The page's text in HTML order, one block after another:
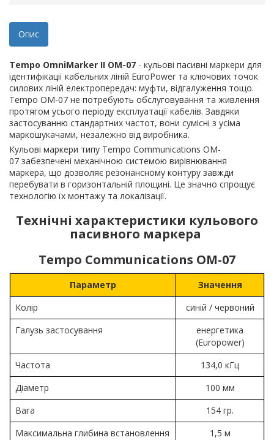
Опис
Tempo OmniMarker II OM-07 - кульові пасивні маркери для
ідентифікації кабельних ліній EuroPower та ключових точок
силових ліній електропередач: муфти, відгалуження тощо.
Tempo OM-07 не потребують обслуговування та живлення
протягом усього періоду експлуатації кабелів. Завдяки
застосуванню стандартних частот, вони сумісні з усіма
маркошукачами, незалежно від виробника.
Кульові маркери типу Tempo Communications OM-
07 забезпечені механічною системою вирівнювання
маркера, що дозволяє резонансному контуру завжди
перебувати в горизонтальній площині. Це значно спрощує
технологію їх монтажу та локалізації.
Технічні характеристики кульового
пасивного маркера
Tempo Communications OM-07
Параметр
Значення
Колір
синій / червоний
Галузь застосування
енергетика
(Europower)
Частота
134,0 кГц
Діаметр
100 мм
Вага
154 гр.
Максимальна глибина встановлення
1,5 м